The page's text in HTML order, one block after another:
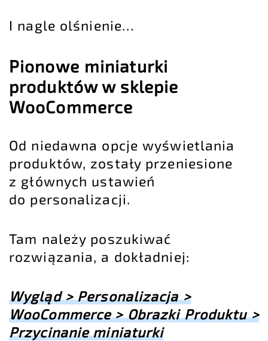
I nagle olśnienie…
Pionowe miniaturki
produktów w sklepie
WooCommerce
Od niedawna opcje wyświetlania
produktów, zostały przeniesione
z głównych ustawień
do personalizacji.
Tam należy poszukiwać
rozwiązania, a dokładniej:
Wygląd > Personalizacja >
WooCommerce > Obrazki Produktu >
Przycinanie miniaturki